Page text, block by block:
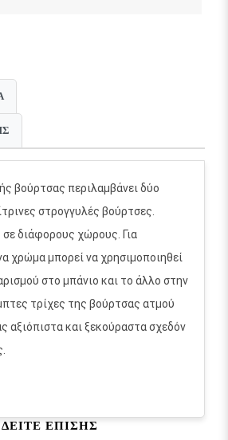
βούρτσας περιλαμβάνει δύο
στρογγυλές βούρτσες.
σε διάφορους χώρους. Για
χρώμα μπορεί να χρησιμοποιηθεί
στο μπάνιο και το άλλο στην
τρίχες της βούρτσας ατμού
αξιόπιστα και ξεκούραστα σχεδόν
ΔΕΊΤΕ ΕΠΊΣΗΣ